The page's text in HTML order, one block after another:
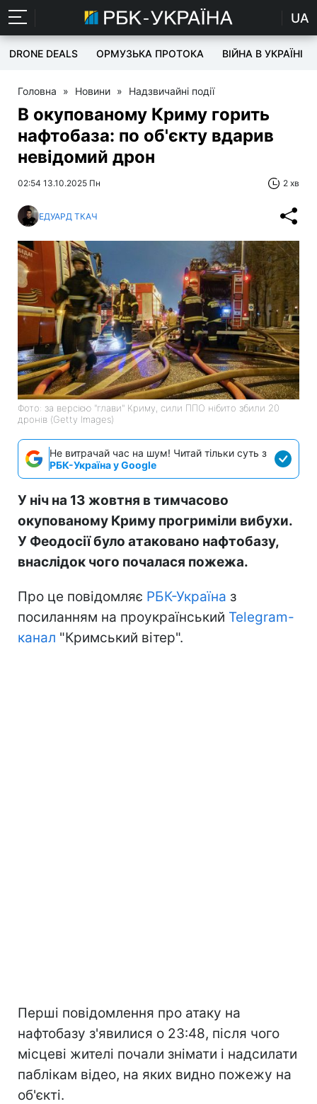
UA
DRONE DEALS ОРМУЗЬКА ПРОТОКА ВІЙНА В УКРАЇНІ
Головна » Новини » Надзвичайні події
В окупованому Криму горить
нафтобаза: по об'єкту вдарив
невідомий дрон
02:54 13.10.2025 Пн 2 хв
ЕДУАРД ТКАЧ
Фото: за версією "глави" Криму, сили ППО нібито збили 20
дронів (Getty Images)
Не витрачай час на шум! Читай тільки суть з
РБК-Україна у Google
У ніч на 13 жовтня в тимчасово
окупованому Криму прогриміли вибухи.
У Феодосії було атаковано нафтобазу,
внаслідок чого почалася пожежа.
Про це повідомляє РБК-Україна з
посиланням на проукраїнський Telegram-
канал "Кримський вітер".
Перші повідомлення про атаку на
нафтобазу з'явилися о 23:48, після чого
місцеві жителі почали знімати і надсилати
паблікам відео, на яких видно пожежу на
об'єкті.